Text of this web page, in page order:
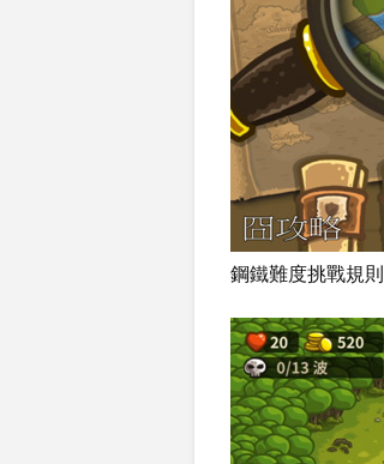
鋼鐵難度挑戰規則